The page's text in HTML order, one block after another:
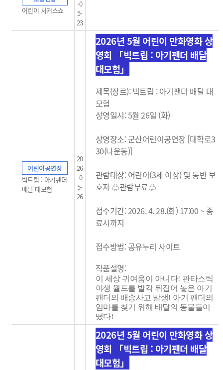
어린이 서커스쇼
-0
5-
23
어린이공연장
빅트립 : 아기팬더
배달 대모험
20
26
-0
5-
26
2026년 5월 어린이 만화영화 상
영회 「빅트립 : 아기팬더 배달
대모험」
제목(장르): 빅트립 : 아기팬더 배달 대
모험
상영일시: 5월 26일 (화)
상영장소: 군산어린이공연장 [대학로3
30(나운동)]
관람대상: 어린이(3세 이상) 및 동반 보
호자 ♧관람무료♧
접수기간: 2026. 4. 28.(화) 17:00 ~ 종
료시까지
접수방법: 공유누리 사이트
작품설명:
이 세상 귀여움이 아니다! 판타스틱
야생 월드를 발칵 뒤집어 놓은 아기
팬더의 배송사고 발생! 아기 팬더의
엄마를 찾기 위해 배달의 동물들이
떴다!
2026년 5월 어린이 만화영화 상
영회 「빅트립 : 아기팬더 배달
대모험」